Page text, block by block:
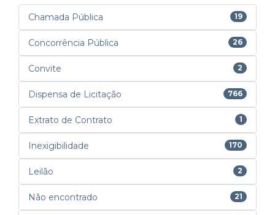
Chamada Pública 19
Concorrência Pública 26
Convite 2
Dispensa de Licitação 766
Extrato de Contrato 1
Inexigibilidade 170
Leilão 2
Não encontrado 21